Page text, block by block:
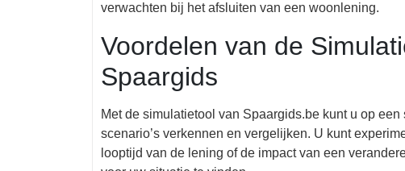
verwachten bij het afsluiten van een woonlening.
Voordelen van de
Spaargids
Met de simulatietool van Spaargids.be kunt u op
scenario’s verkennen en vergelijken. U kunt
looptijd van de lening of de impact van een